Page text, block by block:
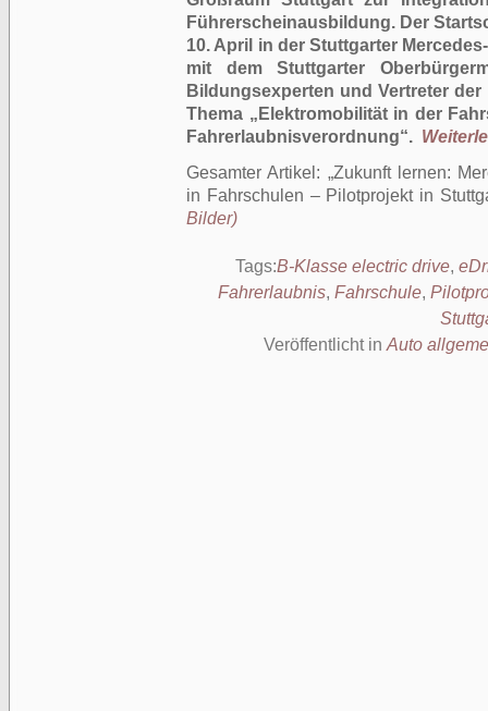
Führerscheinausbildung. Der
10. April in der Stuttgarter
mit dem Stuttgarter
Bildungsexperten und Vertreter
Thema „Elektromobilität in der
Fahrerlaubnisverordnung“.
Gesamter Artikel:
Zukunft lernen:
in Fahrschulen – Pilotprojekt in
Bilder)
Tags:B-Klasse electric drive,
Fahrerlaubnis, Fahrschule,
Veröffentlicht in Auto